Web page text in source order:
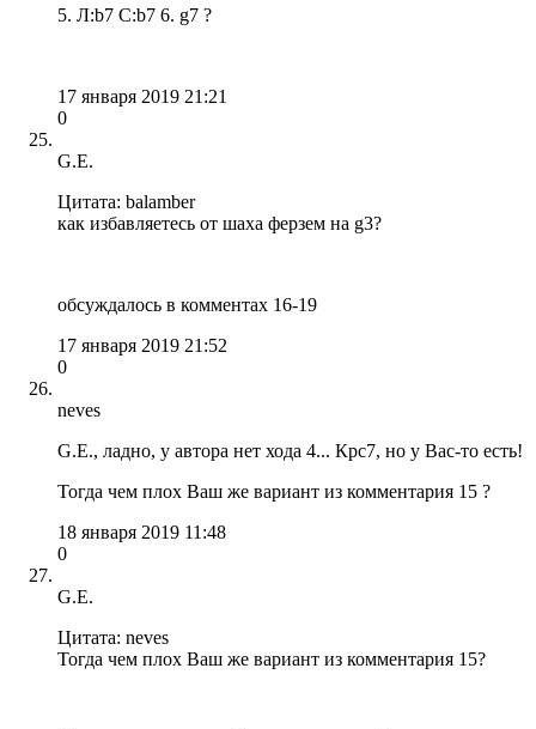
5. Л:b7 C:b7 6. g7 ?
17 января 2019 21:21
0
G.E.
Цитата: balamber
как избавляетесь от шаха ферзем на g3?
обсуждалось в комментах 16-19
17 января 2019 21:52
0
neves
G.E., ладно, у автора нет хода 4... Крc7, но у Вас-то есть!
Тогда чем плох Ваш же вариант из комментария 15 ?
18 января 2019 11:48
0
G.E.
Цитата: neves
Тогда чем плох Ваш же вариант из комментария 15?